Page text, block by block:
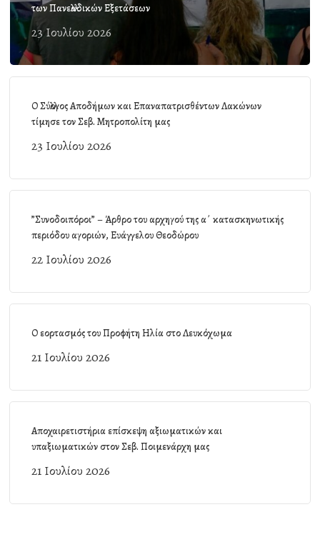
των Πανελλαδικών Εξετάσεων
23 Ιουλίου 2026
Ο Σύλλογος Αποδήμων και Επαναπατρισθέντων Λακώνων
τίμησε τον Σεβ. Μητροπολίτη μας
23 Ιουλίου 2026
”Συνοδοιπόροι” – Άρθρο του αρχηγού της α΄ κατασκηνωτικής
περιόδου αγοριών, Ευάγγελου Θεοδώρου
22 Ιουλίου 2026
Ο εορτασμός του Προφήτη Ηλία στο Λευκόχωμα
21 Ιουλίου 2026
Αποχαιρετιστήρια επίσκεψη αξιωματικών και
υπαξιωματικών στον Σεβ. Ποιμενάρχη μας
21 Ιουλίου 2026